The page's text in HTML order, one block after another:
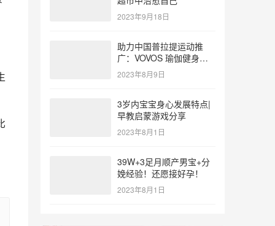
2023年9月18日
助力中国普拉提运动推
广：VOVOS 瑜伽健身服
参与北体大专业普拉提教
练培训
2023年8月9日
3岁内宝宝身心发展特点|
早教启蒙游戏分享
2023年8月1日
39W+3足月顺产男宝+分
娩经验！还愿接好孕！
2023年8月1日